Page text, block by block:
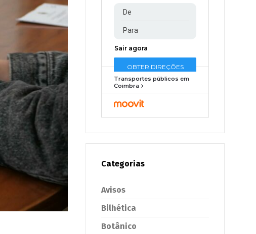
Transportes públicos em
Coimbra
Categorias
Avisos
Bilhética
Botânico